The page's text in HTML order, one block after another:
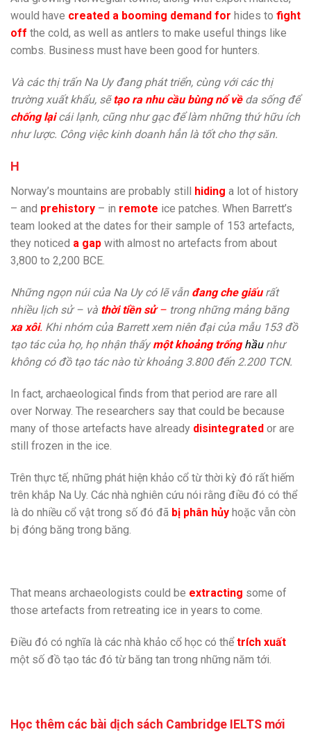
would have created a booming demand for hides to fight
off the cold, as well as antlers to make useful things like
combs. Business must have been good for hunters.
Và các thị trấn Na Uy đang phát triển, cùng với các thị
trường xuất khẩu, sẽ tạo ra nhu cầu bùng nổ về da sống để
chống lạicái lạnh, cũng như gạc để làm những thứ hữu ích
như lược. Công việc kinh doanh hẳn là tốt cho thợ săn.
H
Norway’s mountains are probably still hiding a lot of history
– and prehistory – in remote ice patches. When Barrett’s
team looked at the dates for their sample of 153 artefacts,
they noticed a gap with almost no artefacts from about
3,800 to 2,200 BCE.
Những ngọn núi của Na Uy có lẽ vẫn đang che giấu rất
nhiều lịch sử – và thời tiền sử– trong những mảng băng
xa xôi. Khi nhóm của Barrett xem niên đại của mẫu 153 đồ
tạo tác của họ, họ nhận thấy một khoảng trống hầunhư
không có đồ tạo tác nào từ khoảng 3.800 đến 2.200 TCN.
In fact, archaeological finds from that period are rare all
over Norway. The researchers say that could be because
many of those artefacts have already disintegrated or are
still frozen in the ice.
Trên thực tế, những phát hiện khảo cổ từ thời kỳ đó rất hiếm
trên khắp Na Uy. Các nhà nghiên cứu nói rằng điều đó có thể
là do nhiều cổ vật trong số đó đã bị phân hủy hoặc vẫn còn
bị đóng băng trong băng.
That means archaeologists could be extracting some of
those artefacts from retreating ice in years to come.
Điều đó có nghĩa là các nhà khảo cổ học có thểtrích xuất
một số đồ tạo tác đó từ băng tan trong những năm tới.
Học thêm các bài dịch sách Cambridge IELTS mới